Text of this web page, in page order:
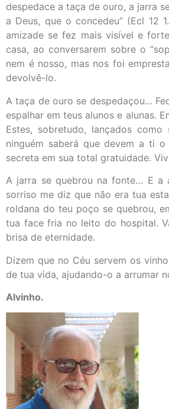
despedace a taça de ouro, a jarra
a Deus, que o concedeu” (Ecl 12
amizade se fez mais visível e
casa, ao conversarem sobre o
nem é nosso, mas nos foi
devolvê-lo.
A taça de ouro se despedaçou…
espalhar em teus alunos e alunas.
Estes, sobretudo, lançados
ninguém saberá que devem a ti
secreta em sua total gratuidade.
A jarra se quebrou na fonte… E a
sorriso me diz que não era tua
roldana do teu poço se quebrou,
tua face fria no leito do hospital.
brisa de eternidade.
Dizem que no Céu servem os
de tua vida, ajudando-o a arrumar
Alvinho.